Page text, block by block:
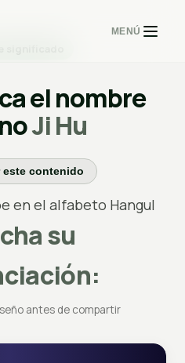
MENÚ
el nombre
Ji Hu
este contenido
en el alfabeto Hangul
su
antes de compartir